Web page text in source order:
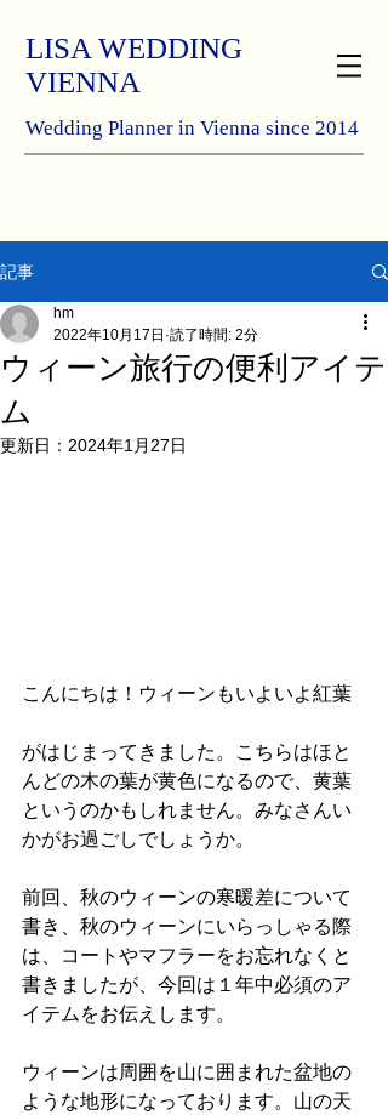
LISA WEDDING
VIENNA
Wedding Planner in Vienna since 2014
記事
ウィーン旅行の便利アイテ
ム
hm
2022年10月17日 読了時間: 2分
更新日： 2024年1月27日
こんにちは！ウィーンもいよいよ紅葉
がはじまってきました。こちらはほと
んどの木の葉が黄色になるので、黄葉
というのかもしれません。みなさんい
かがお過ごしでしょうか。
前回、秋のウィーンの寒暖差について
書き、秋のウィーンにいらっしゃる際
は、コートやマフラーをお忘れなくと
書きましたが、今回は１年中必須のア
イテムをお伝えします。
ウィーンは周囲を山に囲まれた盆地の
ような地形になっております。山の天